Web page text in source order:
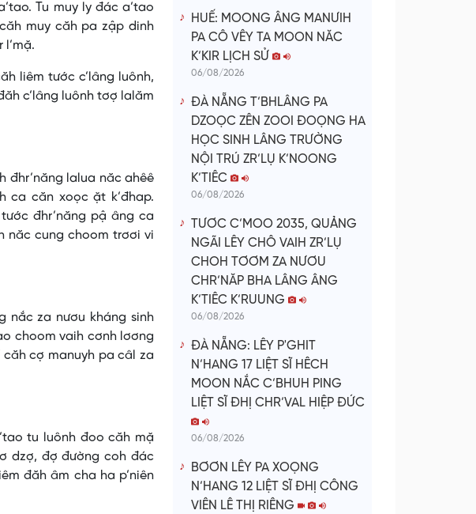
Tu muy ly đác a’tao
muy căh pa zập dinh
l’mặ.
liêm tước c’lâng luônh,
c’lâng luônh tơợ lalăm
đhr’năng lalua năc ahêê
ca căn xoọc ặt k’đhap.
đhr’năng pậ âng ca
năc cung choom trơơi vi
nắc za nươu kháng sinh
choom vaih cơnh lơơng
căh cợ manuyh pa câl za
tu luônh đoo căh mặ
dzợ, đợ đường coh đác
đăh âm cha ha p’niên
HUẾ: MOONG ÂNG MANƯIH
PA CÔ VÊY TA MOON NĂC
K’KIR LỊCH SỬ
06/08/2026
ĐÀ NẴNG T’BHLÂNG PA
DZOỌC ZÊN ZOOI ĐOỌNG HA
HỌC SINH LÂNG TRƯỜNG
NỘI TRÚ ZR’LỤ K’NOONG
K’TIÊC
06/08/2026
TƯƠC C’MOO 2035, QUẢNG
NGÃI LÊY CHÔ VAIH ZR’LỤ
CHOH TƠƠM ZA NƯƠU
CHR’NĂP BHA LÂNG ÂNG
K’TIÊC K’RUUNG
06/08/2026
ĐÀ NẴNG: LÊY P'GHIT
N’HANG 17 LIỆT SĨ HÊCH
MOON NẮC C’BHUH PING
LIỆT SĨ ĐHỊ CHR’VAL HIỆP ĐỨC
06/08/2026
BƠƠN LÊY PA XOỌNG
N’HANG 12 LIỆT SĨ ĐHỊ CÔNG
VIÊN LÊ THỊ RIÊNG